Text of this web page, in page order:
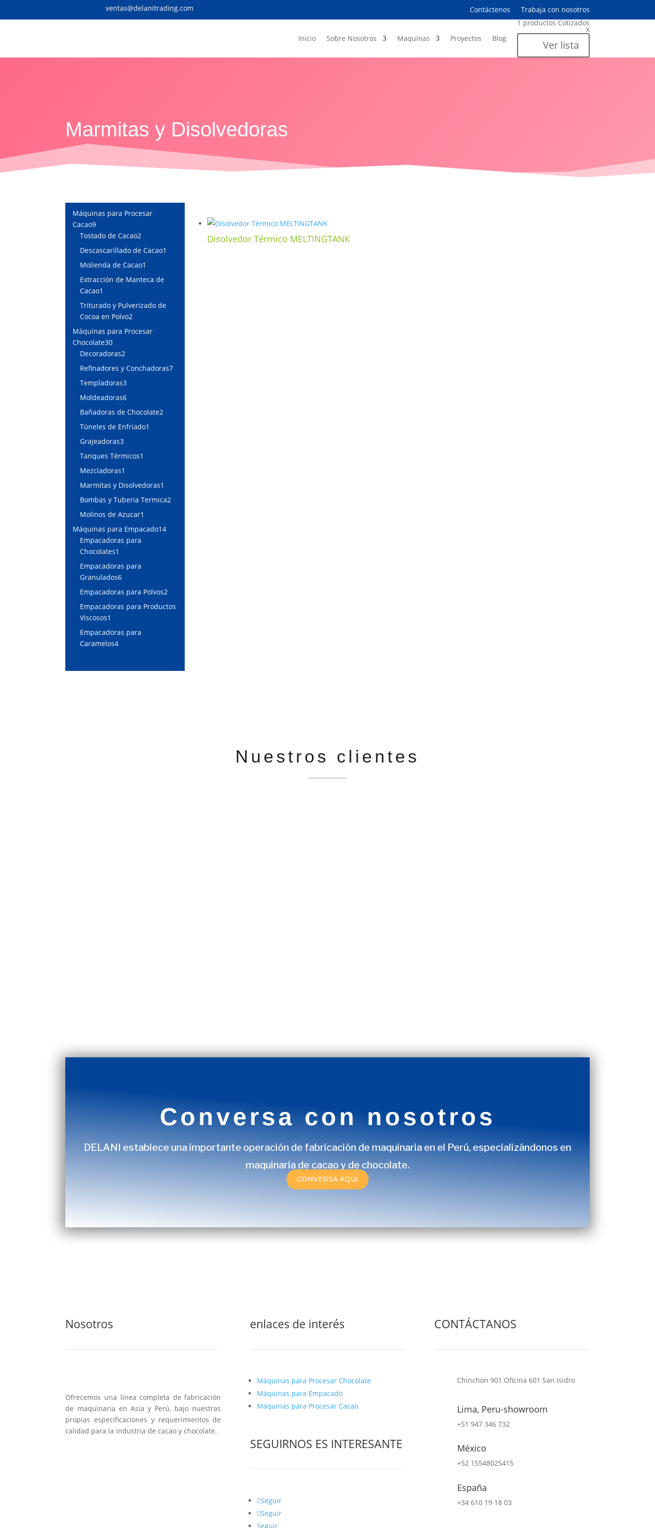
ventas@delanitrading.com Contáctenos Trabaja con nosotros
Inicio Sobre Nosotros Maquinas Proyectos Blog
1productosCotizados
X
Ver lista
Marmitas y Disolvedoras
Máquinas para Procesar
Cacao99
productos
Tostado de Cacao2
productos
Descascarillado de Cacao1
Molienda de Cacao1
producto
Extracción de Manteca de
Cacao1
producto
Triturado y Pulverizado de
Cocoa en Polvo2
Máquinas para Procesar
Chocolate3030
productos
Decoradoras2
productos
Refinadores y Conchadoras77
Templadoras33
Moldeadoras66
productos
Bañadoras de Chocolate2
Túneles de Enfriado1
Grajeadoras33
productos
Tanques Térmicos1
Mezcladoras1
producto
Marmitas y Disolvedoras1
producto
Bombas y Tuberia Termica2
Molinos de Azucar1
producto
Máquinas para Empacado1414
Empacadoras para
Chocolates1
Empacadoras para
Granulados66
productos
Empacadoras para Polvos2
productos
Empacadoras para Productos
Viscosos1
Empacadoras para
Caramelos44
Disolvedor Térmico MELTINGTANK
Nuestros clientes
Conversa con nosotros
DELANI establece una importante operación de fabricación de maquinaria en el Perú, especializándonos en
maquinaria de cacao y de chocolate.
CONVERSA AQUÍ
Nosotros
Ofrecemos una línea completa de fabricación
de maquinaria en Asia y Perú, bajo nuestras
propias especificaciones y requerimientos de
calidad para la industria de cacao y chocolate.
enlaces de interés
Máquinas para Procesar Chocolate
Máquinas para Empacado
Máquinas para Procesar Cacao
SEGUIRNOS ES INTERESANTE
Seguir
Seguir
Seguir
CONTÁCTANOS
Chinchon 901 Oficina 601 San Isidro
Lima, Peru-showroom
+51 947 346 732
México
+52 15548025415
España
+34 610 19 18 03